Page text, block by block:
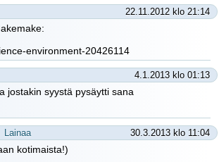
22.11.2012 klo 21:14
environment-20426114
4.1.2013 klo 01:13
jostakin syystä pysäytti sana
Lainaa 30.3.2013 klo 11:04
kotimaista!)